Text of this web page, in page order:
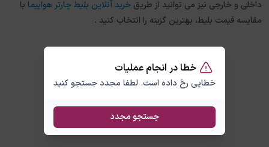
خطا در انجام عملیات
خطایی رخ داده است. لطفا مجدد جستجو کنید
جستجو مجدد
داخلی و خارجی نیز می توانید از طریق خرید آنلاین بلیط چارتر هواپیما با
مقایسه قیمت بلیط، بهترین گزینه را انتخاب کنید .